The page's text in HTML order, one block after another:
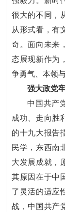
很大的不同，
从形式看，有
奇。面向未来
态展现新作为
争勇气、本领
强大政党
中国共产
成功、走向胜
的十九大报告
民学，东西南
大发展成就，
其原因在于中
了灵活的适应
战，中国共产